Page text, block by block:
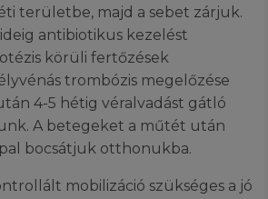
területbe, majd a sebet zárjuk.
antibiotikus kezelést
körüli fertőzések
trombózis megelőzése
4-5 hétig véralvadást gátló
A betegeket a műtét után
bocsátjuk otthonukba.
mobilizáció szükséges a jó